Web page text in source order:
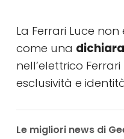
La Ferrari Luce
come una
nell’elettrico
esclusività e
Le migliori news di